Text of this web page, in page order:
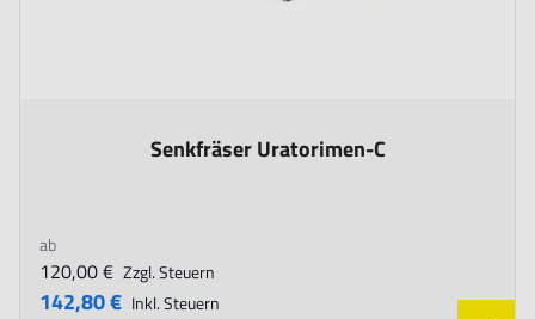
Senkfräser Uratorimen-C
The price depends on the options chosen on the product page
ab
142,80 € Inkl. Steuern
120,00 € Zzgl. Steuern